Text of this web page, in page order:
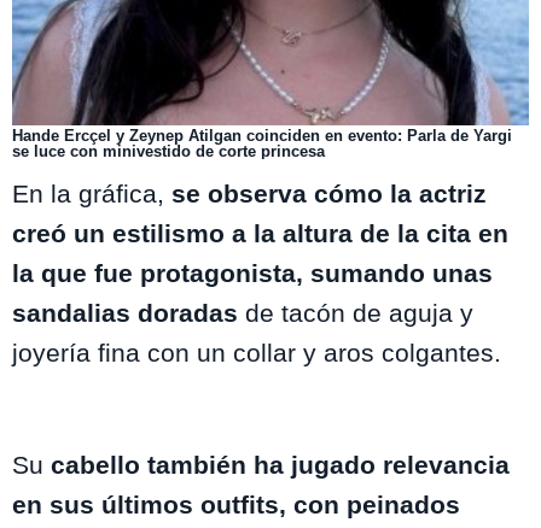
Hande Ercçel y Zeynep Atilgan coinciden en evento: Parla de Yargi
se luce con minivestido de corte princesa
En la gráfica, se observa cómo la actriz
creó un estilismo a la altura de la cita en
la que fue protagonista, sumando unas
sandalias doradas de tacón de aguja y
joyería fina con un collar y aros colgantes.
Su cabello también ha jugado relevancia
en sus últimos outfits, con peinados